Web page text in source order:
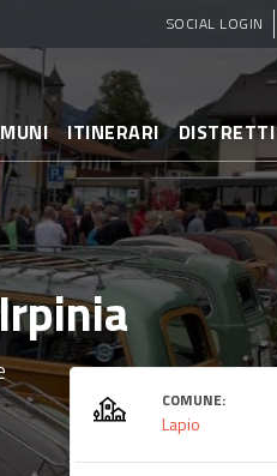
SOCIAL LOGIN
ITINERARI DISTRETTI
COMUNE:
Lapio